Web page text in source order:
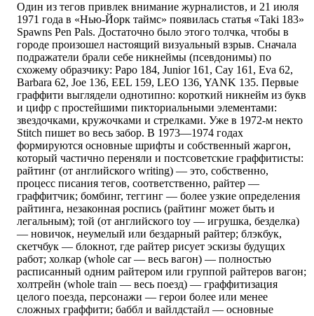
Один из тегов привлек внимание журналистов, и 21 июля
1971 года в «Нью-Йорк таймс» появилась статья «Taki 183»
Spawns Pen Pals. Достаточно было этого толчка, чтобы в
городе произошел настоящий визуальный взрыв. Сначала
подражатели брали себе никнеймы (псевдонимы) по
схожему образчику: Papo 184, Junior 161, Cay 161, Eva 62,
Barbara 62, Joe 136, EEL 159, LEO 136, YANK 135. Первые
граффити выглядели однотипно: короткий никнейм из букв
и цифр с простейшими пикториальными элементами:
звездочками, кружочками и стрелками. Уже в 1972-м некто
Stitch пишет во весь забор. В 1973—1974 годах
формируются основные шрифты и собственный жаргон,
который частично переняли и постсоветские граффитисты:
райтинг (от английского writing) — это, собственно,
процесс писания тегов, соответственно, райтер —
граффитчик; бомбинг, теггинг — более узкие определения
райтинга, незаконная роспись (райтинг может быть и
легальным); той (от английского toy — игрушка, безделка)
— новичок, неумелый или бездарный райтер; блэкбук,
скетчбук — блокнот, где райтер рисует эскизы будущих
работ; холкар (whole сar — весь вагон) — полностью
расписанный одним райтером или группой райтеров вагон;
холтрейн (whole train — весь поезд) — граффитизация
целого поезда, персонажи — герои более или менее
сложных граффити; баббл и вайлдстайл — основные